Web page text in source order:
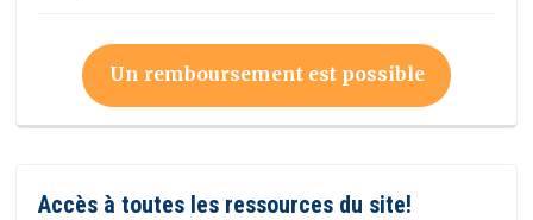
Un remboursement est possible
Accès à toutes les ressources du site!